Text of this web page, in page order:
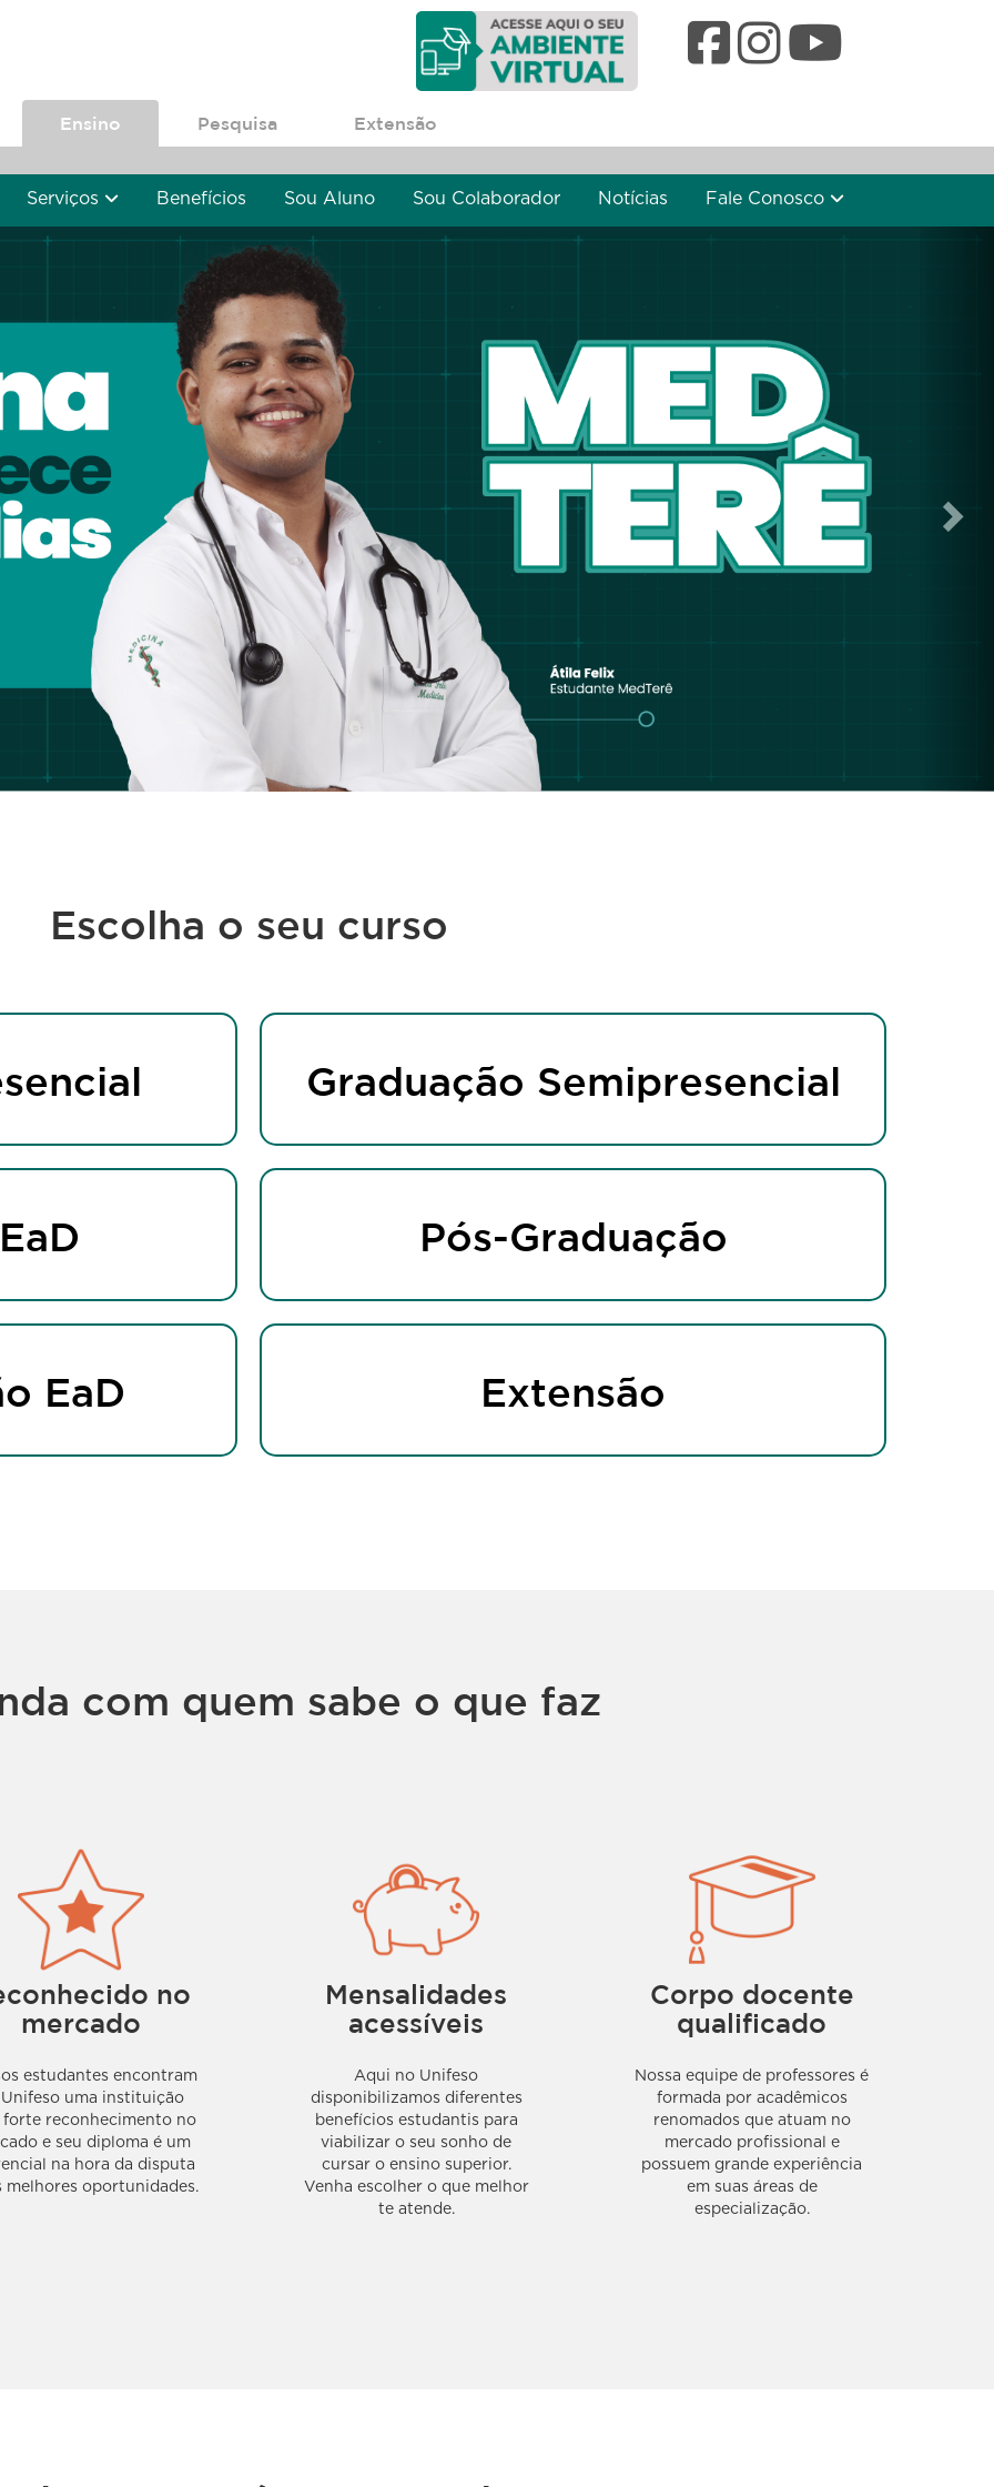
Ensino Pesquisa Extensão
Serviços Benefícios Sou Aluno Sou Colaborador Notícias Fale Conosco
Escolha o seu curso
Graduação Semipresencial
Pós-Graduação
EaD Extensão
com quem sabe o que faz
no
mercado
estudantes encontram
uma instituição
forte reconhecimento no
e seu diploma é um
na hora da disputa
melhores oportunidades.
Mensalidades
acessíveis
Aqui no Unifeso
disponibilizamos diferentes
benefícios estudantis para
viabilizar o seu sonho de
cursar o ensino superior.
Venha escolher o que melhor
te atende.
Corpo docente
qualificado
Nossa equipe de professores é
formada por acadêmicos
renomados que atuam no
mercado profissional e
possuem grande experiência
em suas áreas de
especialização.